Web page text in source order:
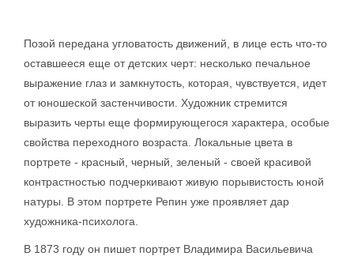
Позой передана угловатость движений, в лице есть что-то
оставшееся еще от детских черт: несколько печальное
выражение глаз и замкнутость, которая, чувствуется, идет
от юношеской застенчивости. Художник стремится
выразить черты еще формирующегося характера, особые
свойства переходного возраста. Локальные цвета в
портрете - красный, черный, зеленый - своей красивой
контрастностью подчеркивают живую порывистость юной
натуры. В этом портрете Репин уже проявляет дар
художника-психолога.
В 1873 году он пишет портрет Владимира Васильевича